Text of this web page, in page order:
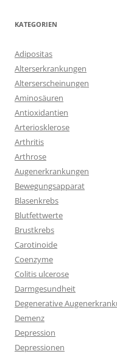
KATEGORIEN
Adipositas
Alterserkrankungen
Alterserscheinungen
Aminosäuren
Antioxidantien
Arteriosklerose
Arthritis
Arthrose
Augenerkrankungen
Bewegungsapparat
Blasenkrebs
Blutfettwerte
Brustkrebs
Carotinoide
Coenzyme
Colitis ulcerose
Darmgesundheit
Degenerative
Demenz
Depression
Depressionen